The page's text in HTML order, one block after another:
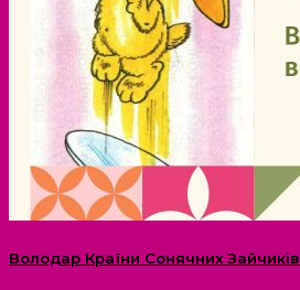
Володар Країни Сонячних Зайчиків